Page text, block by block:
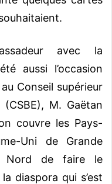
avec la
aussi l’occasion
Conseil supérieur
(CSBE), M. Gaëtan
couvre les Pays-
Uni de Grande
Nord de faire le
diaspora qui s’est